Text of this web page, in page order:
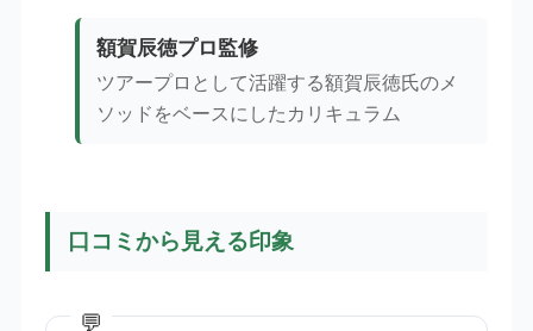
額賀辰徳プロ監修
ツアープロとして活躍する額賀辰徳氏のメ
ソッドをベースにしたカリキュラム
口コミから見える印象